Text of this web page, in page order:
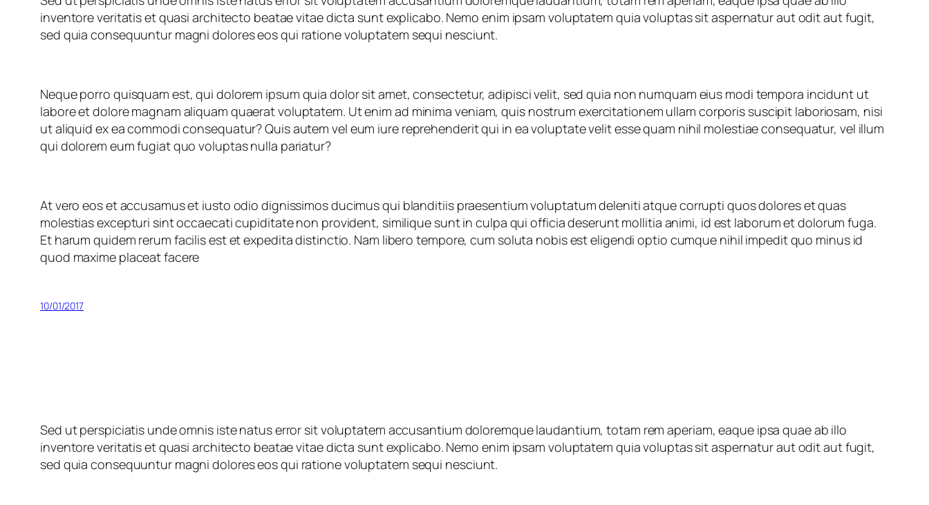
inventore veritatis et quasi architecto beatae vitae dicta sunt explicabo. Nemo enim ipsam voluptatem quia voluptas sit aspernatur aut odit aut fugit,
sed quia consequuntur magni dolores eos qui ratione voluptatem sequi nesciunt.
Neque porro quisquam est, qui dolorem ipsum quia dolor sit amet, consectetur, adipisci velit, sed quia non numquam eius modi tempora incidunt ut
labore et dolore magnam aliquam quaerat voluptatem. Ut enim ad minima veniam, quis nostrum exercitationem ullam corporis suscipit laboriosam, nisi
ut aliquid ex ea commodi consequatur? Quis autem vel eum iure reprehenderit qui in ea voluptate velit esse quam nihil molestiae consequatur, vel illum
qui dolorem eum fugiat quo voluptas nulla pariatur?
At vero eos et accusamus et iusto odio dignissimos ducimus qui blanditiis praesentium voluptatum deleniti atque corrupti quos dolores et quas
molestias excepturi sint occaecati cupiditate non provident, similique sunt in culpa qui officia deserunt mollitia animi, id est laborum et dolorum fuga.
Et harum quidem rerum facilis est et expedita distinctio. Nam libero tempore, cum soluta nobis est eligendi optio cumque nihil impedit quo minus id
quod maxime placeat facere
10/01/2017
Sed ut perspiciatis unde omnis iste natus error sit voluptatem accusantium doloremque laudantium, totam rem aperiam, eaque ipsa quae ab illo
inventore veritatis et quasi architecto beatae vitae dicta sunt explicabo. Nemo enim ipsam voluptatem quia voluptas sit aspernatur aut odit aut fugit,
sed quia consequuntur magni dolores eos qui ratione voluptatem sequi nesciunt.